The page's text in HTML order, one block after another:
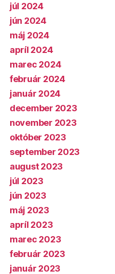
júl 2024
jún 2024
máj 2024
apríl 2024
marec 2024
február 2024
január 2024
december 2023
november 2023
október 2023
september 2023
august 2023
júl 2023
jún 2023
máj 2023
apríl 2023
marec 2023
február 2023
január 2023